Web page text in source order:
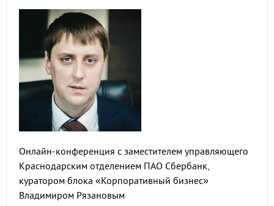
Онлайн-конференция с заместителем управляющего
Краснодарским отделением ПАО Сбербанк,
куратором блока «Корпоративный бизнес»
Владимиром Рязановым